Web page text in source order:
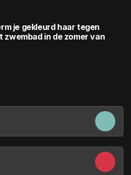
je gekleurd haar tegen
zwembad in de zomer van